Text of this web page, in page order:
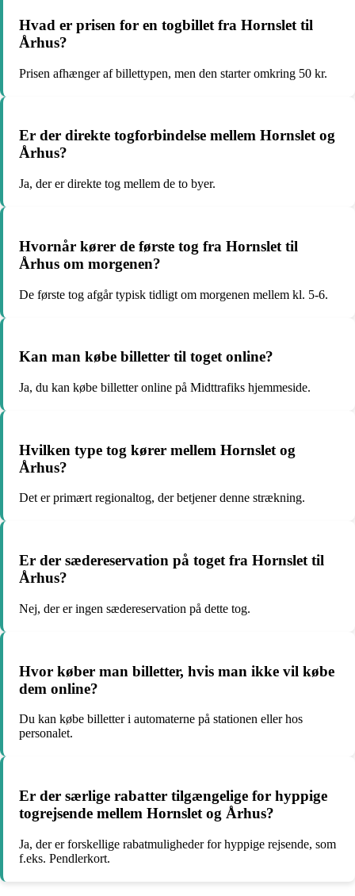
Hvad er prisen for en togbillet fra Hornslet til
Århus?
Prisen afhænger af billettypen, men den starter omkring 50 kr.
Er der direkte togforbindelse mellem Hornslet og
Århus?
Ja, der er direkte tog mellem de to byer.
Hvornår kører de første tog fra Hornslet til
Århus om morgenen?
De første tog afgår typisk tidligt om morgenen mellem kl. 5-6.
Kan man købe billetter til toget online?
Ja, du kan købe billetter online på Midttrafiks hjemmeside.
Hvilken type tog kører mellem Hornslet og
Århus?
Det er primært regionaltog, der betjener denne strækning.
Er der sædereservation på toget fra Hornslet til
Århus?
Nej, der er ingen sædereservation på dette tog.
Hvor køber man billetter, hvis man ikke vil købe
dem online?
Du kan købe billetter i automaterne på stationen eller hos
personalet.
Er der særlige rabatter tilgængelige for hyppige
togrejsende mellem Hornslet og Århus?
Ja, der er forskellige rabatmuligheder for hyppige rejsende, som
f.eks. Pendlerkort.